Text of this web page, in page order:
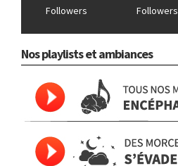
Followers
Followers
Nos playlists et ambiances